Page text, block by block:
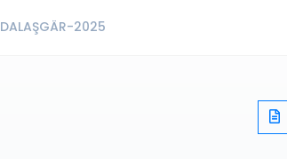
DALAŞGÄR-2025